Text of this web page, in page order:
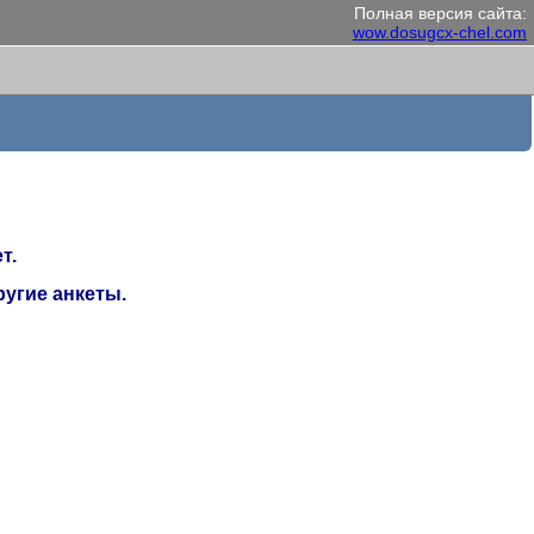
Полная версия сайта:
wow.dosugcx-chel.com
анкеты.